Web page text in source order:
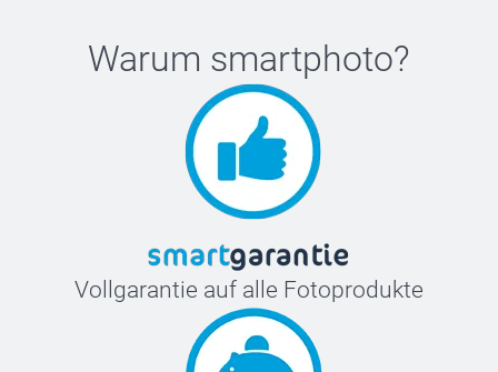
Warum smartphoto?
Vollgarantie auf alle Fotoprodukte